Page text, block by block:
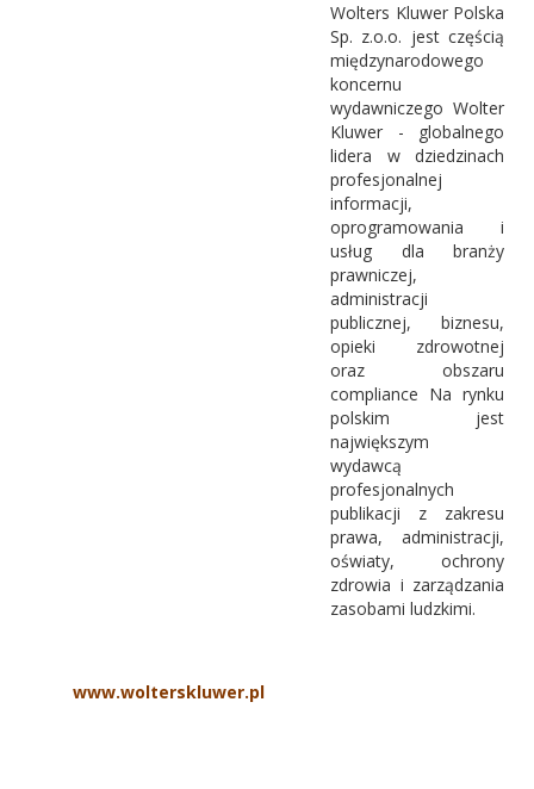
Wolters Kluwer Polska
Sp. z.o.o. jest częścią
międzynarodowego
koncernu
wydawniczego Wolter
Kluwer - globalnego
lidera w dziedzinach
profesjonalnej
informacji,
oprogramowania i
usług dla branży
prawniczej,
administracji
publicznej, biznesu,
opieki zdrowotnej
oraz obszaru
compliance Na rynku
polskim jest
największym
wydawcą
profesjonalnych
publikacji z zakresu
prawa, administracji,
oświaty, ochrony
zdrowia i zarządzania
zasobami ludzkimi.
www.wolterskluwer.pl